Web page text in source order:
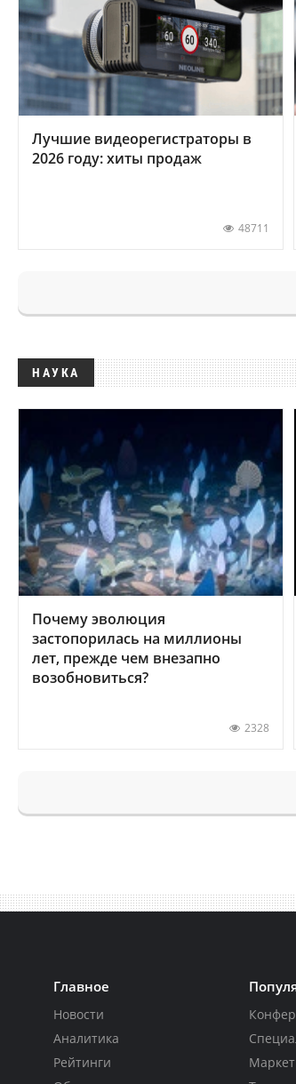
Лучшие видеорегистраторы в
2026 году: хиты продаж
48711
НАУКА
Почему эволюция
застопорилась на миллионы
лет, прежде чем внезапно
возобновиться?
2328
Главное
Новости
Аналитика
Рейтинги
Маркет